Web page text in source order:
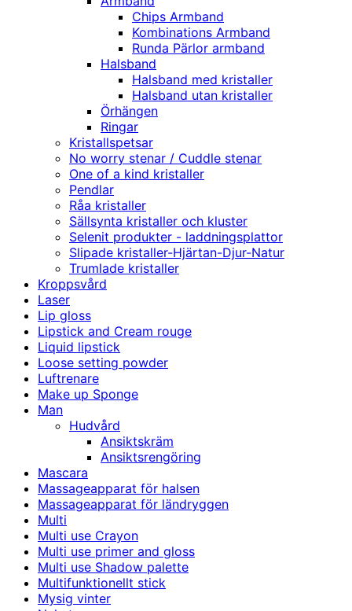
Chips Armband
Kombinations Armband
Runda Pärlor armband
Halsband
Halsband med kristaller
Halsband utan kristaller
Örhängen
Ringar
Kristallspetsar
No worry stenar / Cuddle stenar
One of a kind kristaller
Pendlar
Råa kristaller
Sällsynta kristaller och kluster
Selenit produkter - laddningsplattor
Slipade kristaller-Hjärtan-Djur-Natur
Trumlade kristaller
Kroppsvård
Laser
Lip gloss
Lipstick and Cream rouge
Liquid lipstick
Loose setting powder
Luftrenare
Make up Sponge
Man
Hudvård
Ansiktskräm
Ansiktsrengöring
Mascara
Massageapparat för halsen
Massageapparat för ländryggen
Multi
Multi use Crayon
Multi use primer and gloss
Multi use Shadow palette
Multifunktionellt stick
Mysig vinter